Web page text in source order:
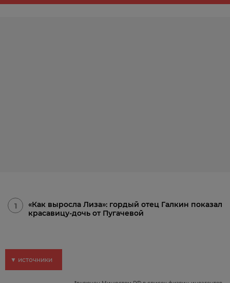
1
«Как выросла Лиза»: гордый отец Галкин показал
красавицу-дочь от Пугачевой
▼ источники